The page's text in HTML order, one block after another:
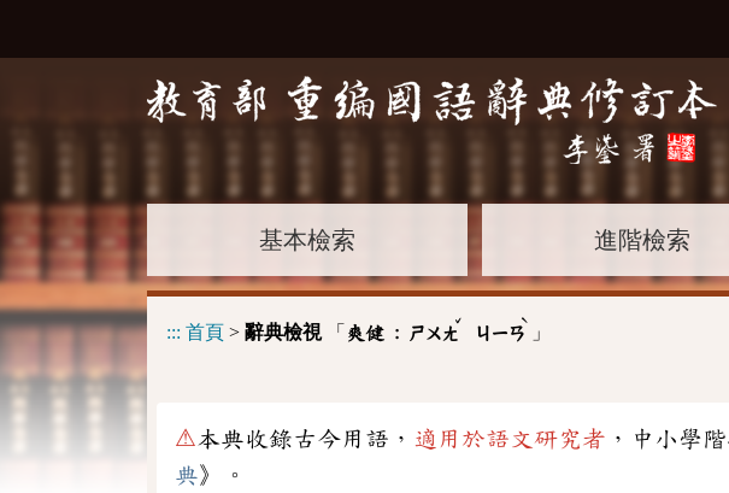
基本檢索 進階檢索
::: 首頁 > 辭典檢視「 爽健 : ㄕㄨㄤ
ˇ
ㄐㄧㄢ
ˋ
」
⚠本典收錄古今用語， 適用於語文研究者 ，中小學
典》。